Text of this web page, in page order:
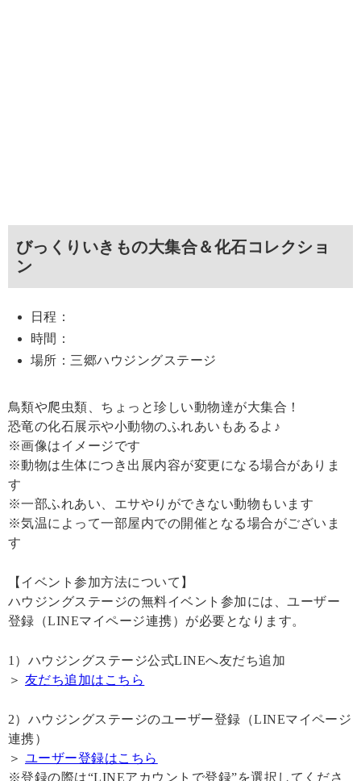
びっくりいきもの大集合＆化石コレクショ
ン
日程：
時間：
場所：三郷ハウジングステージ
鳥類や爬虫類、ちょっと珍しい動物達が大集合！
恐竜の化石展示や小動物のふれあいもあるよ♪
※画像はイメージです
※動物は生体につき出展内容が変更になる場合がありま
す
※一部ふれあい、エサやりができない動物もいます
※気温によって一部屋内での開催となる場合がございま
す
【イベント参加方法について】
ハウジングステージの無料イベント参加には、ユーザー
登録（LINEマイページ連携）が必要となります。
1）ハウジングステージ公式LINEへ友だち追加
＞ 友だち追加はこちら
2）ハウジングステージのユーザー登録（LINEマイページ
連携）
＞ ユーザー登録はこちら
※登録の際は“LINEアカウントで登録”を選択してくださ